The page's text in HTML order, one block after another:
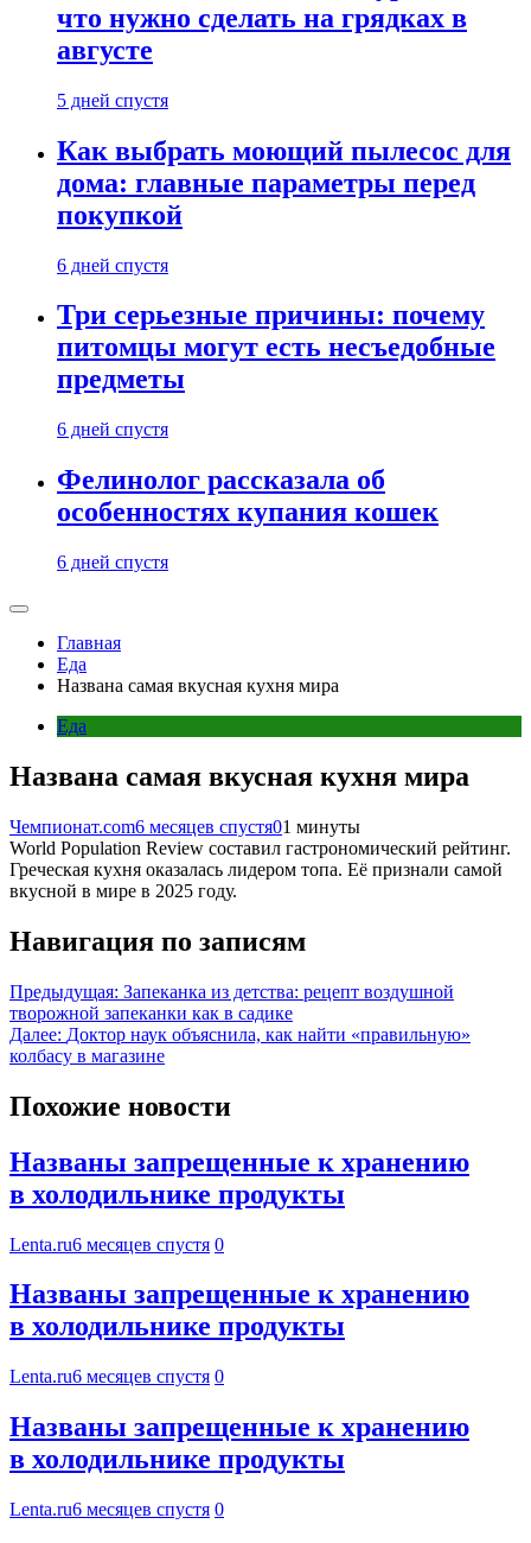
что нужно сделать на грядках в
августе
5 дней спустя
Как выбрать моющий пылесос для
дома: главные параметры перед
покупкой
6 дней спустя
Три серьезные причины: почему
питомцы могут есть несъедобные
предметы
6 дней спустя
Фелинолог рассказала об
особенностях купания кошек
6 дней спустя
Главная
Еда
Названа самая вкусная кухня мира
Еда
Названа самая вкусная кухня мира
Чемпионат.com6 месяцев спустя01 минуты
World Population Review составил гастрономический рейтинг.
Греческая кухня оказалась лидером топа. Её признали самой
вкусной в мире в 2025 году.
Навигация по записям
Предыдущая: Запеканка из детства: рецепт воздушной
творожной запеканки как в садике
Далее: Доктор наук объяснила, как найти «правильную»
колбасу в магазине
Похожие новости
Названы запрещенные к хранению
в холодильнике продукты
Lenta.ru6 месяцев спустя 0
Названы запрещенные к хранению
в холодильнике продукты
Lenta.ru6 месяцев спустя 0
Названы запрещенные к хранению
в холодильнике продукты
Lenta.ru6 месяцев спустя 0